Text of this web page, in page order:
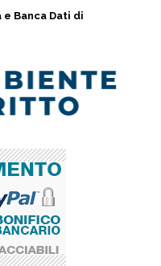
e Banca Dati di